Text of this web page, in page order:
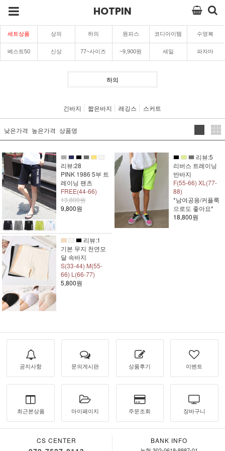
HOTPIN
세트상품 상의 하의 원피스 코디아이템 수영복
베스트50 신상 77~사이즈 ~9,900원 세일 파자마
하의
긴바지 짧은바지 레깅스 스커트
낮은가격 높은가격 상품명
리뷰:28
PINK 1986 5부 트
레이닝 팬츠
FREE(44-66)
13,800원
9,800원
리뷰:5
리버스 트레이닝
반바지
F(55-66) XL(77-
88)
*남여공용/커플룩
으로도 좋아요*
18,800원
리뷰:1
기본 무지 천연모
달 속바지
S(33-44) M(55-
66) L(66-77)
5,800원
공지사항 문의게시판 상품후기 이벤트
최근본상품 마이페이지 주문조회 장바구니
CS CENTER BANK INFO